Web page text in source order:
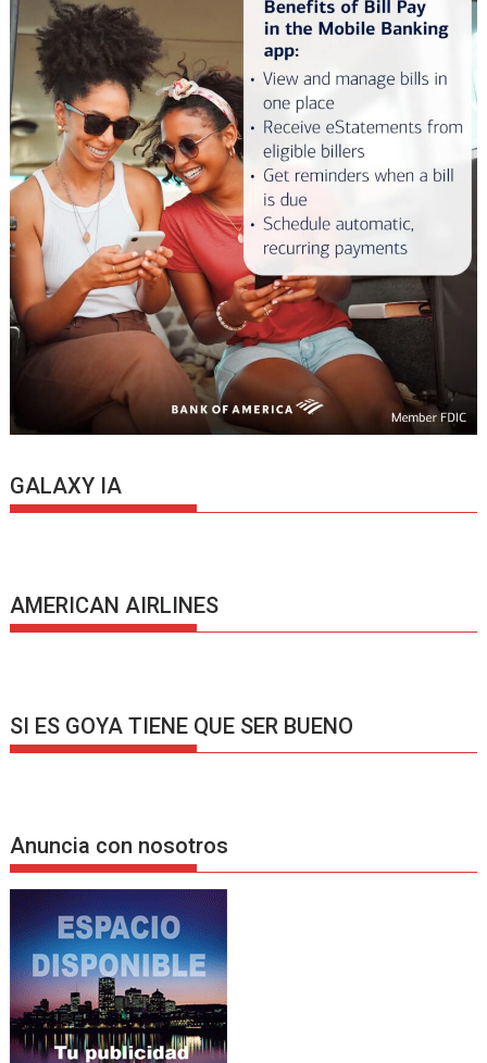
GALAXY IA
AMERICAN AIRLINES
SI ES GOYA TIENE QUE SER BUENO
Anuncia con nosotros